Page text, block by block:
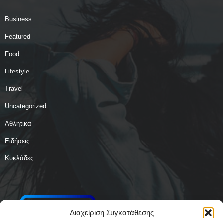
Διαχείριση Συγκατάθεσης
Business
Featured
Food
Lifestyle
Travel
Uncategorized
Αθλητικά
Ειδήσεις
Κυκλάδες